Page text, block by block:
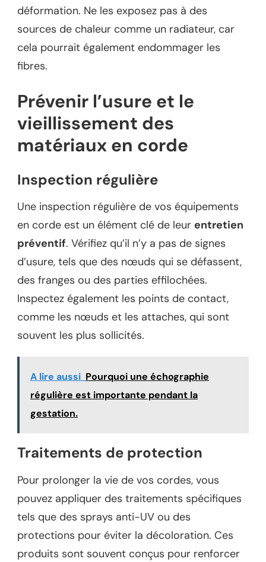
déformation. Ne les exposez pas à des
sources de chaleur comme un radiateur, car
cela pourrait également endommager les
fibres.
Prévenir l’usure et le
vieillissement des
matériaux en corde
Inspection régulière
Une inspection régulière de vos équipements
en corde est un élément clé de leur entretien
préventif. Vérifiez qu’il n’y a pas de signes
d’usure, tels que des nœuds qui se défassent,
des franges ou des parties effilochées.
Inspectez également les points de contact,
comme les nœuds et les attaches, qui sont
souvent les plus sollicités.
A lire aussi Pourquoi une échographie
régulière est importante pendant la
gestation.
Traitements de protection
Pour prolonger la vie de vos cordes, vous
pouvez appliquer des traitements spécifiques
tels que des sprays anti-UV ou des
protections pour éviter la décoloration. Ces
produits sont souvent conçus pour renforcer